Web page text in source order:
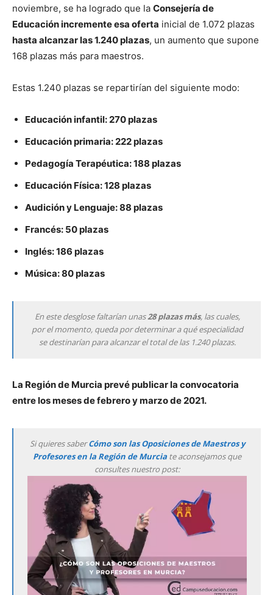
noviembre, se ha logrado que la Consejería de
Educación incremente esa oferta inicial de 1.072 plazas
hasta alcanzar las 1.240 plazas, un aumento que supone
168 plazas más para maestros.
Estas 1.240 plazas se repartirían del siguiente modo:
Educación infantil: 270 plazas
Educación primaria: 222 plazas
Pedagogía Terapéutica: 188 plazas
Educación Física: 128 plazas
Audición y Lenguaje: 88 plazas
Francés: 50 plazas
Inglés: 186 plazas
Música: 80 plazas
En este desglose faltarían unas28 plazas más, las cuales,
por el momento, queda por determinar a qué especialidad
se destinarían para alcanzar el total de las 1.240 plazas.
La Región de Murcia prevé publicar la convocatoria
entre los meses de febrero y marzo de 2021.
Si quieres saberCómo son las Oposiciones de Maestros y
Profesores en la Región de Murciate aconsejamos que
consultes nuestro post: